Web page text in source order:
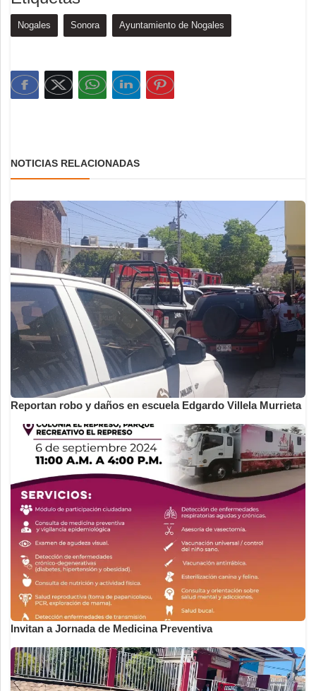
Nogales Sonora Ayuntamiento de Nogales
NOTICIAS RELACIONADAS
Reportan robo y daños en escuela Edgardo Villela Murrieta
Invitan a Jornada de Medicina Preventiva